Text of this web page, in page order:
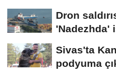
Dron
'Nadezhda'
Sivas'ta
podyuma